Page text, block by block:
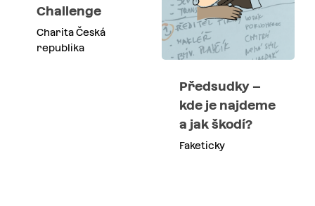
Challenge
Charita Česká
republika
Předsudky –
kde je najdeme
a jak škodí?
Faketicky